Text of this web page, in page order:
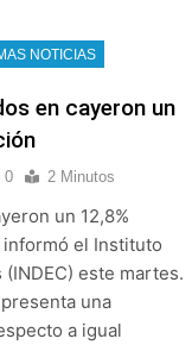
NOTICIAS
en cayeron un
0 2 Minutos
un 12,8%
el Instituto
este martes.
una
a igual